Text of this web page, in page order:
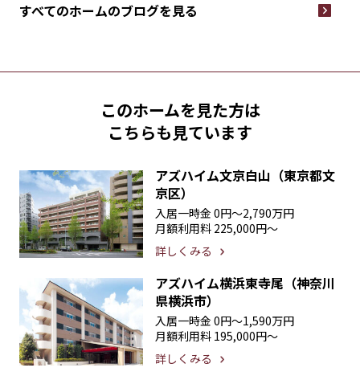
すべてのホームのブログを見る
このホームを見た方は
こちらも見ています
アズハイム文京白山（東京都文
京区）
入居一時金 0円〜2,790万円
月額利用料 225,000円〜
詳しくみる
アズハイム横浜東寺尾（神奈川
県横浜市）
入居一時金 0円〜1,590万円
月額利用料 195,000円〜
詳しくみる